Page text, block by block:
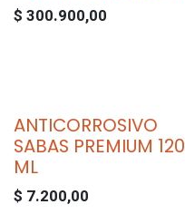
$ 300.900,00
ANTICORROSIVO
SABAS PREMIUM 120
ML
$ 7.200,00